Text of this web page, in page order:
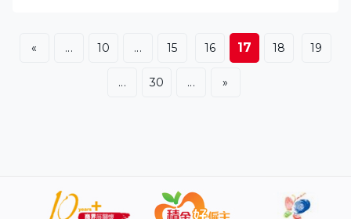
«
... 10 ... 15 16 17 18 19
... 30 ... »